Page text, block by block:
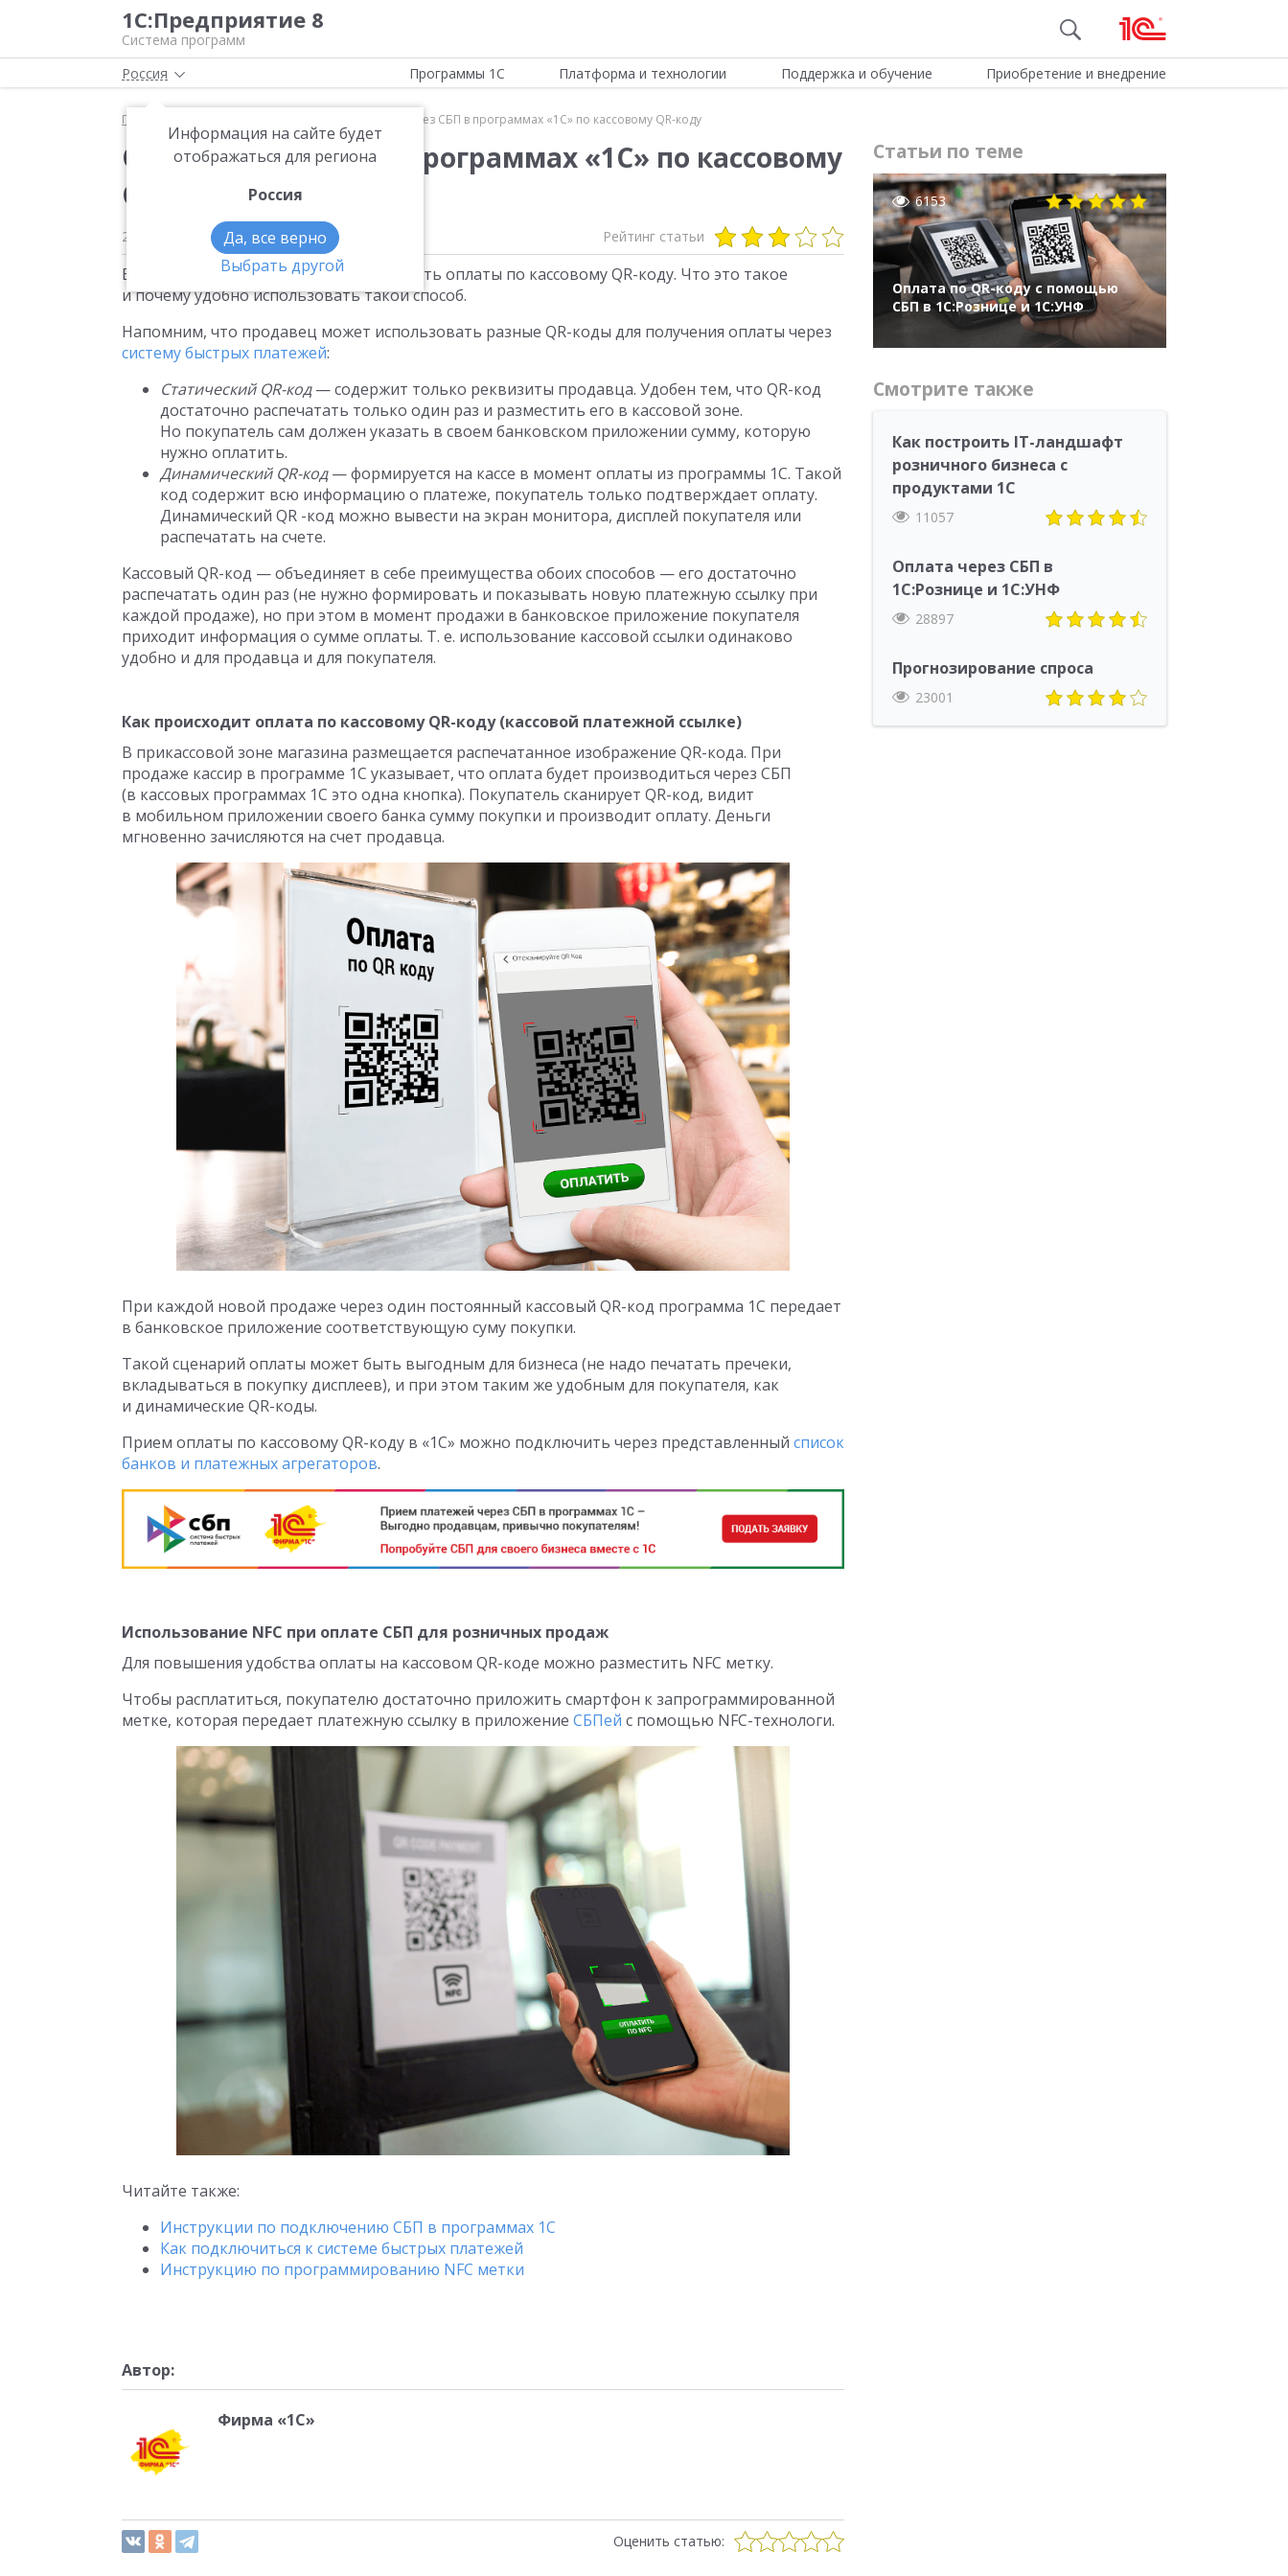
1С:Предприятие 8
Система программ
Россия
Информация на сайте будет
отображаться для региона
Россия
Да, все верно
Выбрать другой
Программы 1С Платформа и технологии Поддержка и обучение Приобретение и внедрение
Главная Оплата через СБП в программах «1С» по кассовому QR-коду
Оплата через СБП в программах «1С» по кассовому
QR-коду
25 октября 2022 Рейтинг статьи
В программах 1С появилась возможность оплаты по кассовому QR-коду. Что это такое
и почему удобно использовать такой способ.
Напомним, что продавец может использовать разные QR-коды для получения оплаты через
систему быстрых платежей:
Статический QR-код— содержит только реквизиты продавца. Удобен тем, что QR-код
достаточно распечатать только один раз и разместить его в кассовой зоне.
Но покупатель сам должен указать в своем банковском приложении сумму, которую
нужно оплатить.
Динамический QR-код— формируется на кассе в момент оплаты из программы 1С. Такой
код содержит всю информацию о платеже, покупатель только подтверждает оплату.
Динамический QR -код можно вывести на экран монитора, дисплей покупателя или
распечатать на счете.
Кассовый QR-код — объединяет в себе преимущества обоих способов — его достаточно
распечатать один раз (не нужно формировать и показывать новую платежную ссылку при
каждой продаже), но при этом в момент продажи в банковское приложение покупателя
приходит информация о сумме оплаты. Т. е. использование кассовой ссылки одинаково
удобно и для продавца и для покупателя.
Как происходит оплата по кассовому QR-коду (кассовой платежной ссылке)
В прикассовой зоне магазина размещается распечатанное изображение QR-кода. При
продаже кассир в программе 1С указывает, что оплата будет производиться через СБП
(в кассовых программах 1С это одна кнопка). Покупатель сканирует QR-код, видит
в мобильном приложении своего банка сумму покупки и производит оплату. Деньги
мгновенно зачисляются на счет продавца.
При каждой новой продаже через один постоянный кассовый QR-код программа 1С передает
в банковское приложение соответствующую суму покупки.
Такой сценарий оплаты может быть выгодным для бизнеса (не надо печатать пречеки,
вкладываться в покупку дисплеев), и при этом таким же удобным для покупателя, как
и динамические QR-коды.
Прием оплаты по кассовому QR-коду в «1С» можно подключить через представленный список
банков и платежных агрегаторов.
Использование NFC при оплате СБП для розничных продаж
Для повышения удобства оплаты на кассовом QR-коде можно разместить NFC метку.
Чтобы расплатиться, покупателю достаточно приложить смартфон к запрограммированной
метке, которая передает платежную ссылку в приложение СБПей с помощью NFC-технологи.
Читайте также:
Инструкции по подключению СБП в программах 1С
Как подключиться к системе быстрых платежей
Инструкцию по программированию NFC метки
Автор:
Фирма «1С»
Оценить статью:
Статьи по теме
6153
Оплата по QR-коду с помощью
СБП в 1С:Рознице и 1С:УНФ
Смотрите также
Как построить IT-ландшафт
розничного бизнеса с
продуктами 1С
11057
Оплата через СБП в
1С:Рознице и 1С:УНФ
28897
Прогнозирование спроса
23001